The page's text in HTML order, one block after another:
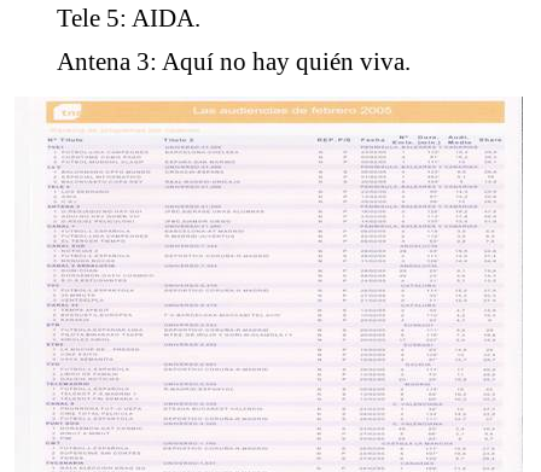
Tele 5: AIDA.
Antena 3: Aquí no hay quién viva.